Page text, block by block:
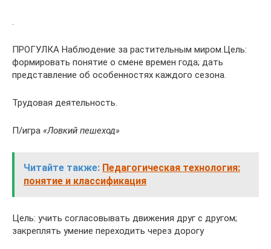
.
ПРОГУЛКА Наблюдение за растительным миром.Цель:
формировать понятие о смене времен года; дать
представление об особенностях каждого сезона.
Трудовая деятельность.
П/игра «Ловкий пешеход»
Читайте также: Педагогическая технология:
понятие и классификация
Цель: учить согласовывать движения друг с другом;
закреплять умение переходить через дорогу